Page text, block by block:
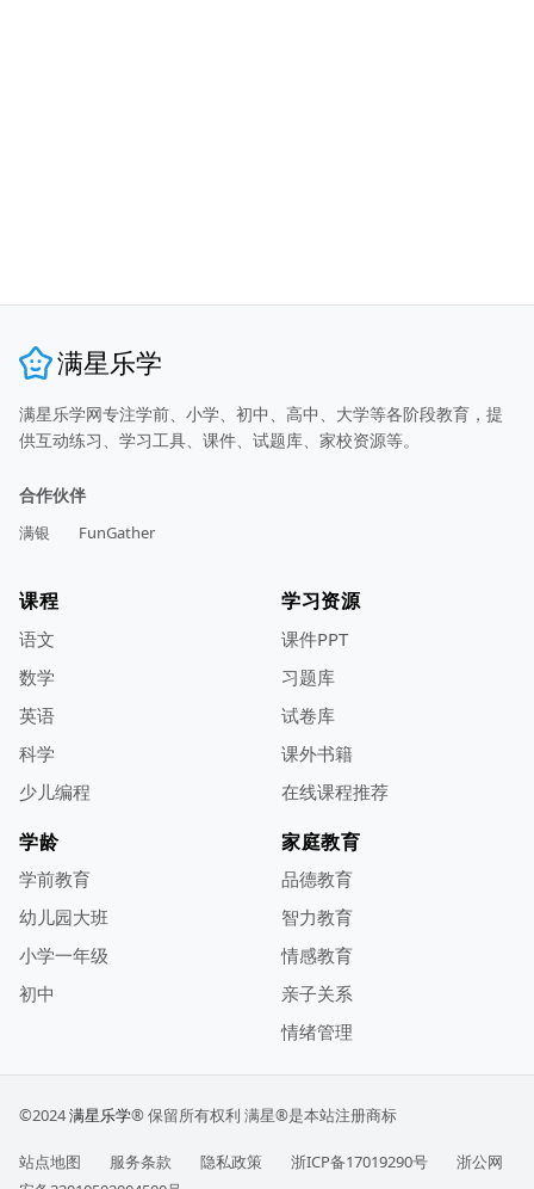
满星乐学
满星乐学网专注学前、小学、初中、高中、大学等各阶段教育，提
供互动练习、学习工具、课件、试题库、家校资源等。
合作伙伴
满银 FunGather
课程
语文
数学
英语
科学
少儿编程
学习资源
课件PPT
习题库
试卷库
课外书籍
在线课程推荐
学龄
学前教育
幼儿园大班
小学一年级
初中
家庭教育
品德教育
智力教育
情感教育
亲子关系
情绪管理
©2024满星乐学® 保留所有权利 满星®是本站注册商标
站点地图 服务条款 隐私政策 浙ICP备17019290号
浙公网